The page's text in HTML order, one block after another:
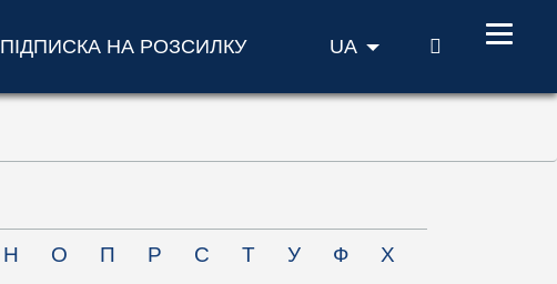
ПІДПИСКА НА РОЗСИЛКУ UA ПОШУК
Н О П Р С Т У Ф Х